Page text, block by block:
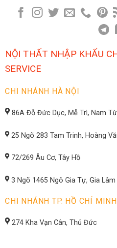
NỘI THẤT NHẬP KHẨU
SERVICE
CHI NHÁNH HÀ NỘI
86A Đỗ Đức Dục, Mễ Trì, Nam
25 Ngõ 283 Tam Trinh, Hoàng
72/269 Âu Cơ, Tây Hồ
3 Ngõ 1465 Ngô Gia Tự, Gia Lâm
CHI NHÁNH TP. HỒ CHÍ MINH
274 Kha Vạn Cân, Thủ Đức